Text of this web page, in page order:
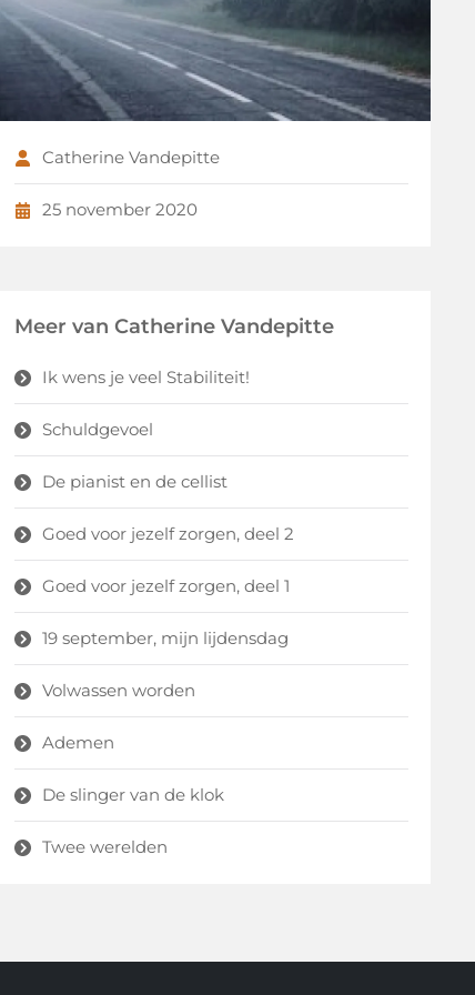
Catherine Vandepitte
25 november 2020
Meer van Catherine Vandepitte
Ik wens je veel Stabiliteit!
Schuldgevoel
De pianist en de cellist
Goed voor jezelf zorgen, deel 2
Goed voor jezelf zorgen, deel 1
19 september, mijn lijdensdag
Volwassen worden
Ademen
De slinger van de klok
Twee werelden